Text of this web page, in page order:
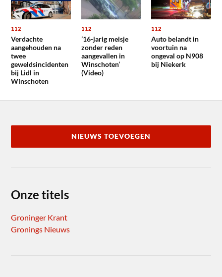
112
Verdachte
aangehouden na
twee
geweldsincidenten
bij Lidl in
Winschoten
112
’16-jarig meisje
zonder reden
aangevallen in
Winschoten’
(Video)
112
Auto belandt in
voortuin na
ongeval op N908
bij Niekerk
NIEUWS TOEVOEGEN
Onze titels
Groninger Krant
Gronings Nieuws